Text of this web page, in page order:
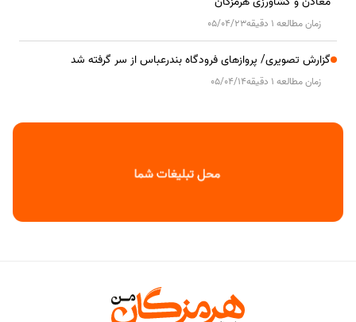
زمان مطالعه 1 دقیقه 05/04/23
گزارش تصویری/ پروازهای فرودگاه بندرعباس از سر گرفته شد
زمان مطالعه 1 دقیقه 05/04/14